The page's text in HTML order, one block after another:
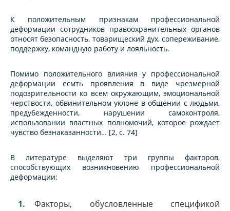
К положительным признакам профессиональной
деформации сотрудников правоохранительных органов
относят безопасность, товарищеский дух, сопереживание,
поддержку, командную работу и лояльность.
Помимо положительного влияния у профессиональной
деформации есмть проявления в виде чрезмерной
подозрительности ко всем окружающим, эмоциональной
черствости, обвинительном уклоне в общении с людьми,
предубежденности, нарушении самоконтроля,
использовании властных полномочий, которое рождает
чувство безнаказанности… [2, с. 74]
В литературе выделяют три группы факторов,
способствующих возникновению профессиональной
деформации:
Факторы, обусловленные спецификой